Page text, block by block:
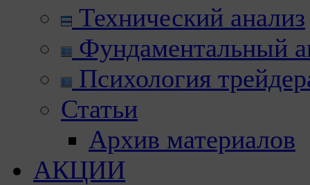
Технический анализ
Фундаментальный
Психология
Статьи
Архив материалов
АКЦИИ